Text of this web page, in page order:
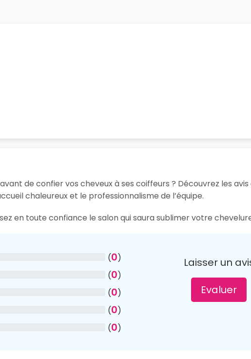
de confier vos cheveux à ses coiffeurs ? Découvrez les
chaleureux et le professionnalisme de l’équipe.
en toute confiance le salon qui saura sublimer votre
(0)
(0)
(0)
(0)
(0)
Laisser un
Evaluer